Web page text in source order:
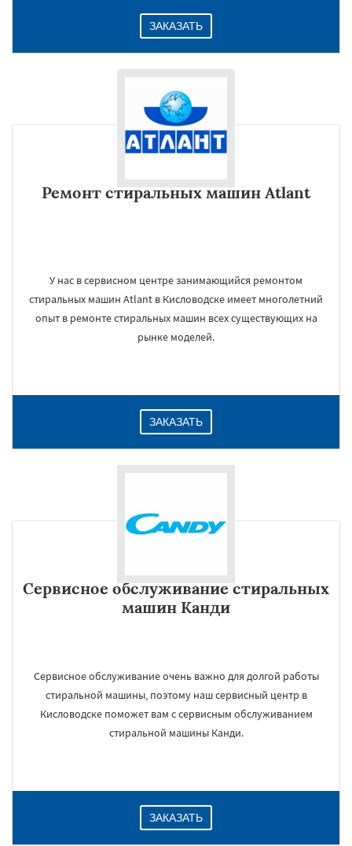
ЗАКАЗАТЬ
Ремонт стиральных машин Atlant
У нас в сервисном центре занимающийся ремонтом
стиральных машин Atlant в Кисловодске имеет многолетний
опыт в ремонте стиральных машин всех существующих на
рынке моделей.
ЗАКАЗАТЬ
Сервисное обслуживание стиральных
машин Канди
Сервисное обслуживание очень важно для долгой работы
стиральной машины, поэтому наш сервисный центр в
Кисловодске поможет вам с сервисным обслуживанием
стиральной машины Канди.
ЗАКАЗАТЬ